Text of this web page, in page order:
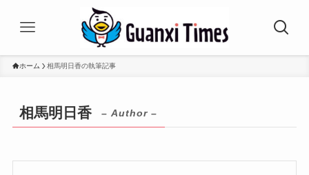
ホーム 相馬明日香の執筆記事
相馬明日香 – Author –